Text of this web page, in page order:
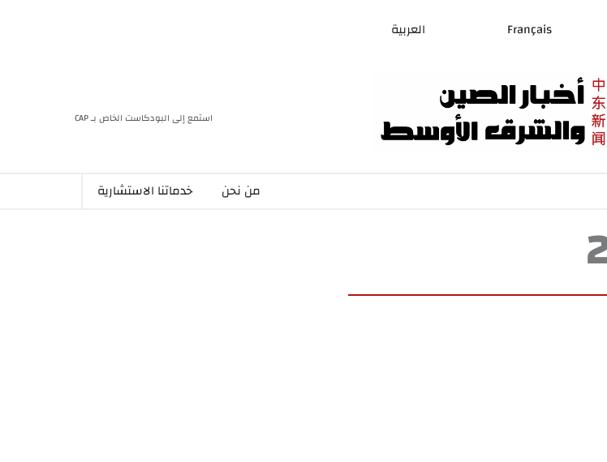
Français العربية
استمع إلى البودكاست الخاص بـ CAP
من نحن خدماتنا الاستشارية